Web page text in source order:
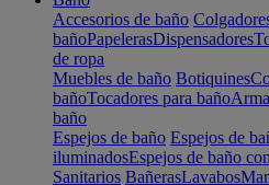
Accesorios de baño
bañoPapelerasDispensadores
de ropa
Muebles de baño Botiquines
bañoTocadores para baño
baño
Espejos de baño Espejos de
iluminadosEspejos de baño
Sanitarios BañerasLavabos